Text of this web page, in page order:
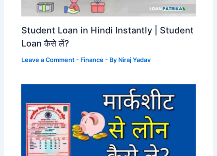
Student Loan in Hindi Instantly | Student
Loan कैसे लें?
Leave a Comment - Finance - By Niraj Yadav